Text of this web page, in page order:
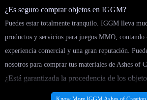
¿Es seguro comprar objetos en IGGM?
Puedes estar totalmente tranquilo. IGGM lleva
productos y servicios para juegos MMO, contando
experiencia comercial y una gran reputación.
nosotros para comprar tus materiales de Ashes of
¿Está garantizada la procedencia de los
¡Absolutamente! Solo colaboramos con